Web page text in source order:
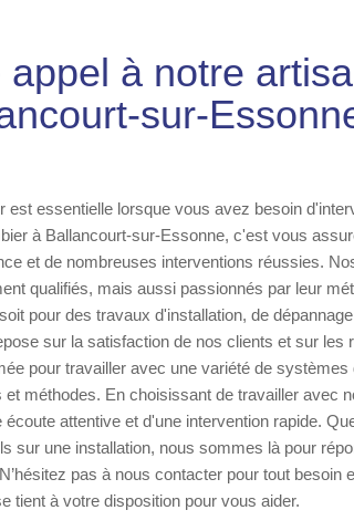
appel à notre
sur-
est essentielle lorsque vous avez besoin
à Ballancourt-sur-Essonne, c'est vous
et de nombreuses interventions réussies.
qualifiés, mais aussi passionnés par leur
pour des travaux d'installation, de
sur la satisfaction de nos clients et sur les
pour travailler avec une variété de systèmes
méthodes. En choisissant de travailler avec
attentive et d'une intervention rapide.
sur une installation, nous sommes là pour
pas à nous contacter pour tout besoin
tient à votre disposition pour vous aider.